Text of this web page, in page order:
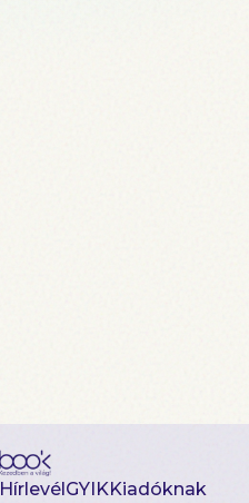
HírlevélGYIKKiadóknak